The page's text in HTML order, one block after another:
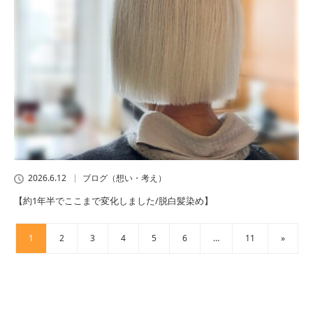
2026.6.12 ブログ（想い・考え）
【約1年半でここまで変化しました/脱白髪染め】
1 2 3 4 5 6 … 11 »